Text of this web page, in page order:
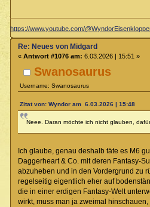
https://www.youtube.com/
Swanosaurus
Username: Swanosaurus
Re: Neues von Midgard
« Antwort #1076 am: 6.03.2026 | 15:51 »
Zitat von: Wyndor am 6.03.2026 | 15:48
Neee. Daran möchte ich nicht glauben,
Ich glaube, genau deshalb täte es M6
Daggerheart & Co. mit deren Fantasy-
abzuheben und in den Vordergrund zu
regelseitig eigentlich eher auf
die in einer erdigen Fantasy-Welt
wirkt, muss man ja zweimal